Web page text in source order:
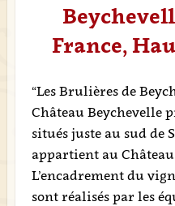
France,
“Les Brulières de
Château Beychevelle
situés juste au sud de
appartient au
L’encadrement du
sont réalisés par les